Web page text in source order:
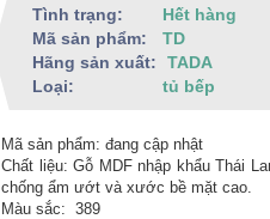
Tình trạng:
Hết hàng
Mã sản phẩm:
TD
Hãng sản xuất:
TADA
Loại:
tủ bếp
Mã sản phẩm: đang cập nhật
Chất liệu: Gỗ MDF nhập khẩu Thái
chống ẩm ướt và xước bề mặt cao.
Màu sắc: 389